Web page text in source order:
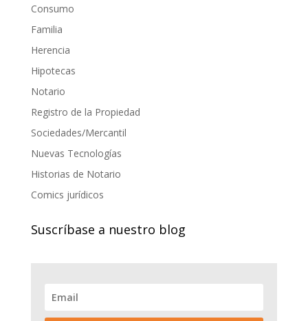
Consumo
Familia
Herencia
Hipotecas
Notario
Registro de la Propiedad
Sociedades/Mercantil
Nuevas Tecnologías
Historias de Notario
Comics jurídicos
Suscríbase a nuestro blog